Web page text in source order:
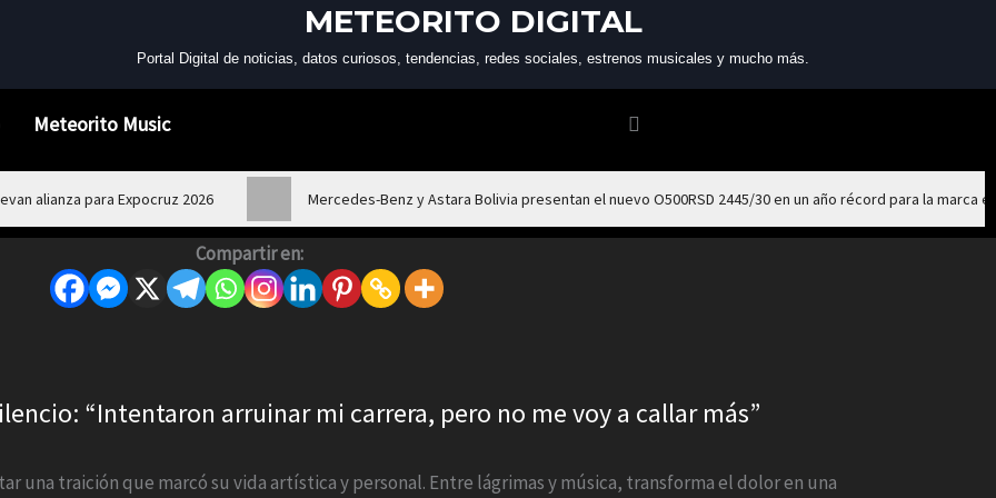
METEORITO DIGITAL
Portal Digital de noticias, datos curiosos, tendencias, redes sociales, estrenos musicales y mucho más.
Meteorito Music
alianza para Expocruz 2026 Mercedes-Benz y Astara Bolivia presentan el nuevo O500RSD 2445/30 en un año récord para la marca
Compartir en:
“Intentaron arruinar mi carrera, pero no me voy a callar más”
una traición que marcó su vida artística y personal. Entre lágrimas y música, transforma el dolor en una